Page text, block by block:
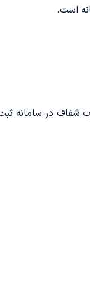
است.
شفاف در سامانه